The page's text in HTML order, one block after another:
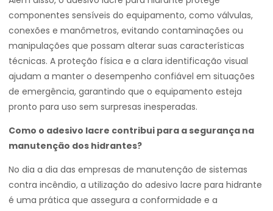
componentes sensíveis do equipamento, como válvulas,
conexões e manômetros, evitando contaminações ou
manipulações que possam alterar suas características
técnicas. A proteção física e a clara identificação visual
ajudam a manter o desempenho confiável em situações
de emergência, garantindo que o equipamento esteja
pronto para uso sem surpresas inesperadas.
Como o adesivo lacre contribui para a segurança na
manutenção dos hidrantes?
No dia a dia das empresas de manutenção de sistemas
contra incêndio, a utilização do adesivo lacre para hidrante
é uma prática que assegura a conformidade e a